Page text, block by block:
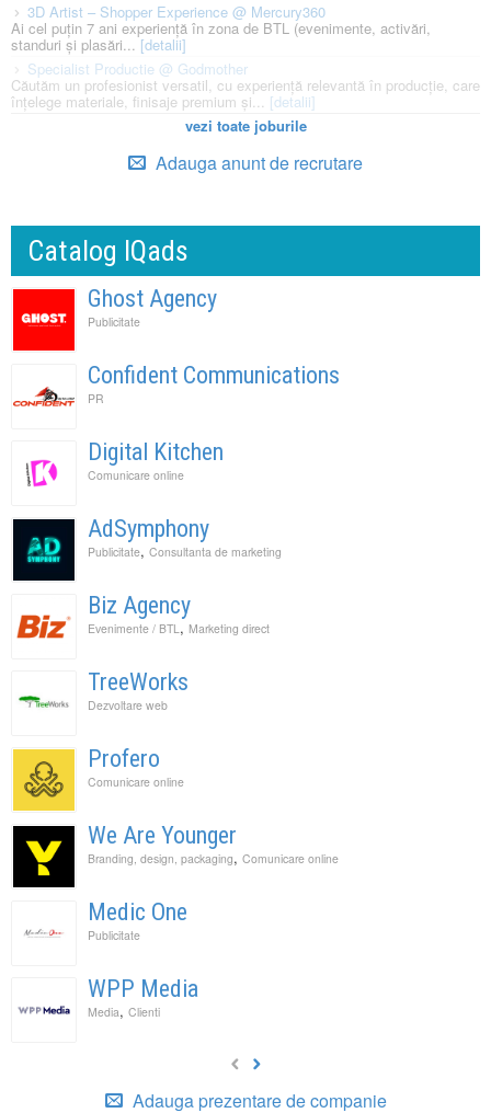
3D Artist – Shopper Experience @ Mercury360
Ai cel puțin 7 ani experiență în zona de BTL (evenimente, activări,
standuri și plasări... [detalii]
Specialist Productie @ Godmother
Căutăm un profesionist versatil, cu experiență relevantă în producție, care
înțelege materiale, finisaje premium și... [detalii]
vezi toate joburile
Adauga anunt de recrutare
Catalog IQads
Ghost Agency
Publicitate
Confident Communications
PR
Digital Kitchen
Comunicare online
AdSymphony
Publicitate, Consultanta de marketing
Biz Agency
Evenimente / BTL, Marketing direct
TreeWorks
Dezvoltare web
Profero
Comunicare online
We Are Younger
Branding, design, packaging, Comunicare online
Medic One
Publicitate
WPP Media
Media, Clienti
Adauga prezentare de companie